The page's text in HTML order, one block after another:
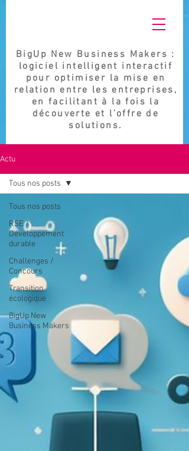
BigUp New Business Makers :
logiciel intelligent interactif
pour optimiser la mise en
relation entre les entreprises,
en facilitant à la fois la
découverte et l'offre de
solutions.
Actu
Tous nos posts
RSE /
Développement
durable
Challenges /
Concours
Transition
écologique
BigUp New
Business Makers
Tous nos posts